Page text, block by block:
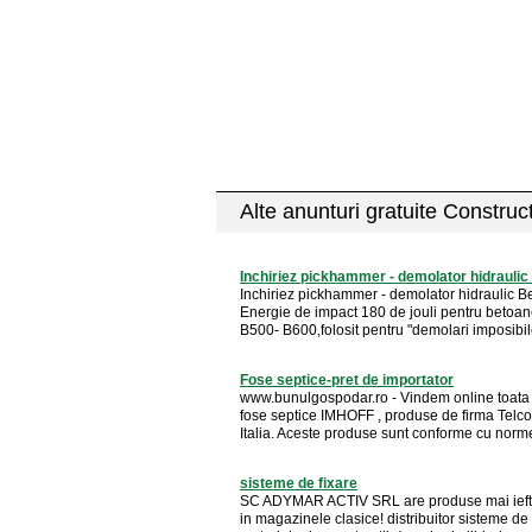
Alte anunturi gratuite
Inchiriez pickhammer - demolator hidraulic
Inchiriez pickhammer - demolator hidraulic
Energie de impact 180 de jouli pentru
B500- B600,folosit pentru "demolari
Fose septice-pret de importator
www.bunulgospodar.ro - Vindem online
fose septice IMHOFF , produse de firma
Italia. Aceste produse sunt conforme cu
sisteme de fixare
SC ADYMAR ACTIV SRL are produse mai
in magazinele clasice! distribuitor sisteme de